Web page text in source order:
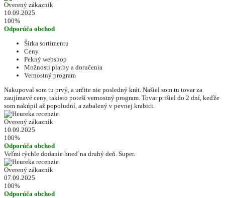
Overený zákazník
10.09.2025
100%
Odporúča obchod
Šírka sortimentu
Ceny
Pekný webshop
Možnosti platby a doručenia
Vernostný program
Nakupoval som tu prvý, a určite nie posledný krát. Našiel som tu tovar za
zaujímavé ceny, takisto poteší vernostný program. Tovar prišiel do 2 dní, keďže
som nakúpil až popoludní, a zabalený v pevnej krabici.
Overený zákazník
10.09.2025
100%
Odporúča obchod
Veľmi rýchle dodanie hneď na druhý deň. Super.
Overený zákazník
07.09.2025
100%
Odporúča obchod